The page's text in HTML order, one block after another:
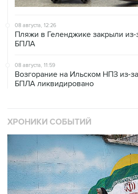
08 августа, 12:26
Пляжи в Геленджике закрыли из-
БПЛА
08 августа, 11:59
Возгорание на Ильском НПЗ из-
БПЛА ликвидировано
ХРОНИКИ СОБЫТИЙ